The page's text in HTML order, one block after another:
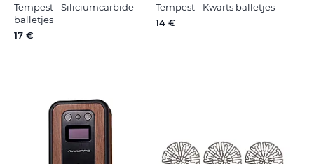
Tempest - Siliciumcarbide
balletjes
17 €
Tempest - Kwarts balletjes
14 €